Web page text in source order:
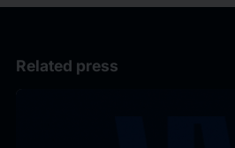
Related press